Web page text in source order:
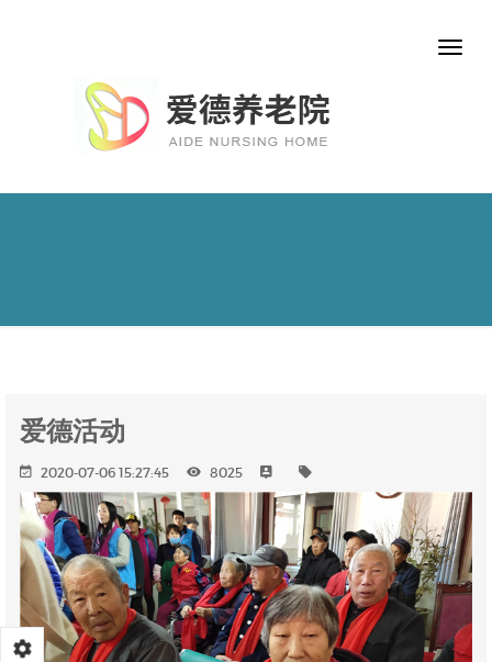
爱德活动
2020-07-06 15:27:45 8025